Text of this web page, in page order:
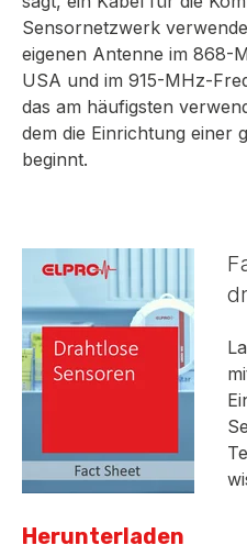
Sensornetzwerk
eigenen Antenne im 868-
USA und im 915-MHz-
das am häufigsten
dem die Einrichtung einer
beginnt.
Herunterladen